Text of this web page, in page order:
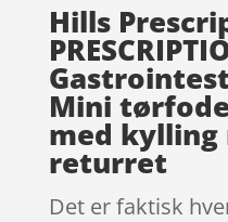
Hills
Mini
med kylling
returret
Det er faktisk